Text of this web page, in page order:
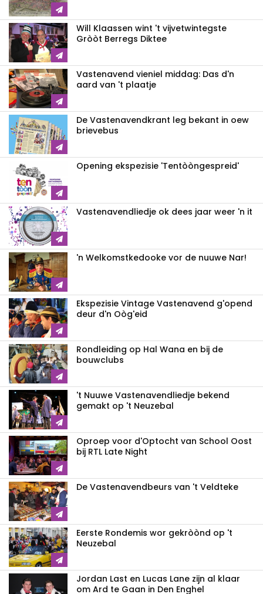
Will Klaassen wint 't vijvetwintegste
Gròòt Berregs Diktee
Vastenavend vieniel middag: Das d'n
aard van 't plaatje
De Vastenavendkrant leg bekant in oew
brievebus
Opening ekspezisie 'Tentòòngespreid'
Vastenavendliedje ok dees jaar weer 'n it
'n Welkomstkedooke vor de nuuwe Nar!
Ekspezisie Vintage Vastenavend g'opend
deur d'n Oòg'eid
Rondleiding op Hal Wana en bij de
bouwclubs
't Nuuwe Vastenavendliedje bekend
gemakt op 't Neuzebal
Oproep voor d'Optocht van School Oost
bij RTL Late Night
De Vastenavendbeurs van 't Veldteke
Eerste Rondemis wor gekròònd op 't
Neuzebal
Jordan Last en Lucas Lane zijn al klaar
om Ard te Gaan in Den Enghel